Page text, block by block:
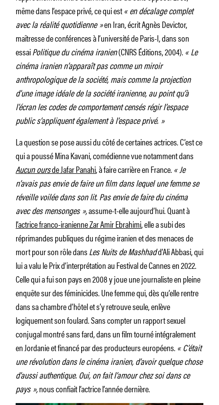
même dans l’espace privé, ce qui est« en décalage complet
avec la réalité quotidienne »en Iran, écrit Agnès Devictor,
maîtresse de conférences à l’université de Paris-I, dans son
essaiPolitique du cinéma iranien(CNRS Éditions, 2004). « Le
cinéma iranien n’apparaît pas comme un miroir
anthropologique de la société, mais comme la projection
d’une image idéale de la société iranienne, au point qu’à
l’écran les codes de comportement censés régir l’espace
public s’appliquent également à l’espace privé. »
La question se pose aussi du côté de certaines actrices. C’est ce
qui a poussé Mina Kavani, comédienne vue notamment dans
Aucun oursde Jafar Panahi, à faire carrière en France. « Je
n’avais pas envie de faire un film dans lequel une femme se
réveille voilée dans son lit. Pas envie de faire du cinéma
avec des mensonges »,assume-t-elle aujourd’hui. Quant à
l’actrice franco-iranienne Zar Amir Ebrahimi, elle a subi des
réprimandes publiques du régime iranien et des menaces de
mort pour son rôle dansLes Nuits de Mashhadd’Ali Abbasi, qui
lui a valu le Prix d’interprétation au Festival de Cannes en 2022.
Celle qui a fui son pays en 2008 y joue une journaliste en pleine
enquête sur des féminicides. Une femme qui, dès qu’elle rentre
dans sa chambre d’hôtel et s’y retrouve seule, enlève
logiquement son foulard. Sans compter un rapport sexuel
conjugal montré sans fard, dans un film tourné intégralement
en Jordanie et financé par des producteurs européens. « C’était
une révolution dans le cinéma iranien, d’avoir quelque chose
d’aussi authentique. Oui, on fait l’amour chez soi dans ce
pays »,nous confiait l’actrice l’année dernière.